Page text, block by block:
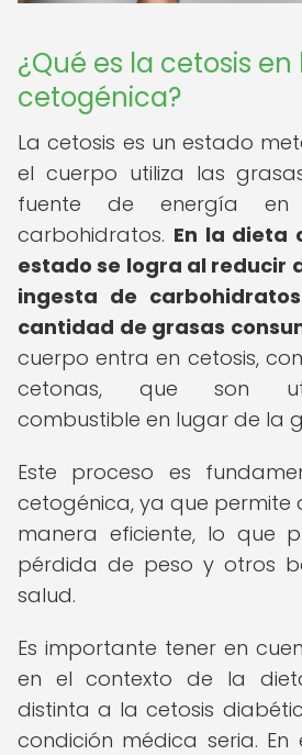
¿Qué es la cetosis
cetogénica?
La cetosis es un estado
el cuerpo utiliza las
fuente de energía
carbohidratos. En la dieta
estado se logra al reducir
ingesta de
cantidad de grasas
cuerpo entra en cetosis,
cetonas, que son
combustible en lugar de la
Este proceso es
cetogénica, ya que
manera eficiente, lo que
pérdida de peso y otros
salud.
Es importante tener en
en el contexto de la
distinta a la cetosis
condición médica seria.